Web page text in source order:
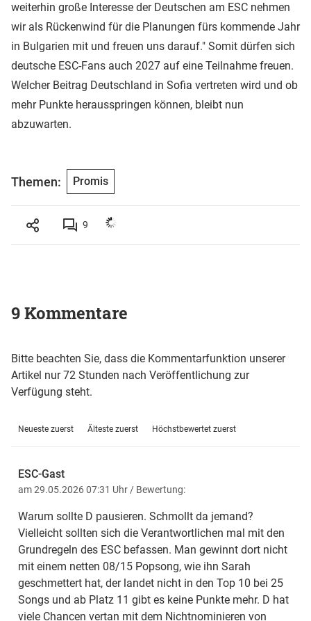
weiterhin große Interesse der Deutschen am ESC nehmen
wir als Rückenwind für die Planungen fürs kommende Jahr
in Bulgarien mit und freuen uns darauf." Somit dürfen sich
deutsche ESC-Fans auch 2027 auf eine Teilnahme freuen.
Welcher Beitrag Deutschland in Sofia vertreten wird und ob
mehr Punkte herausspringen können, bleibt nun
abzuwarten.
Themen: Promis
9
9 Kommentare
Bitte beachten Sie, dass die Kommentarfunktion unserer
Artikel nur 72 Stunden nach Veröffentlichung zur
Verfügung steht.
Neueste zuerst Älteste zuerst Höchstbewertet zuerst
ESC-Gast
am 29.05.2026 07:31 Uhr / Bewertung:
Warum sollte D pausieren. Schmollt da jemand?
Vielleicht sollten sich die Verantwortlichen mal mit den
Grundregeln des ESC befassen. Man gewinnt dort nicht
mit einem netten 08/15 Popsong, wie ihn Sarah
geschmettert hat, der landet nicht in den Top 10 bei 25
Songs und ab Platz 11 gibt es keine Punkte mehr. D hat
viele Chancen vertan mit dem Nichtnominieren von